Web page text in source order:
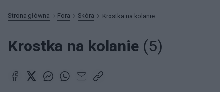
Strona główna Fora Skóra Krostka na kolanie
Krostka na kolanie (5)